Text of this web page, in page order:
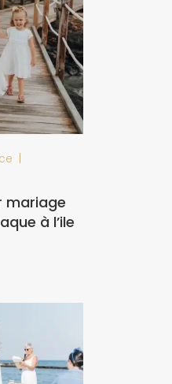
|
mariage
à l’ile